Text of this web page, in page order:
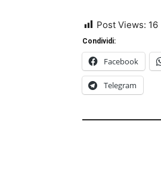
Post Views: 16
Condividi:
Facebook
Telegram